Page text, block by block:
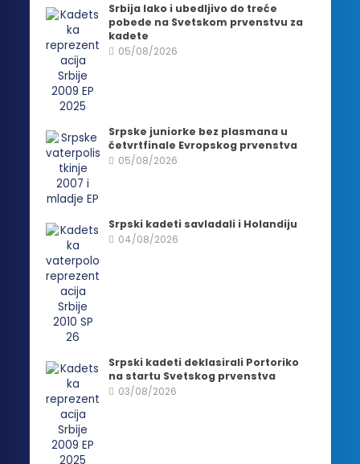
Srbija lako i ubedljivo do treće
pobede na Svetskom prvenstvu za
kadete
05/08/2026
Srpske juniorke bez plasmana u
četvrtfinale Evropskog prvenstva
05/08/2026
Srpski kadeti savladali i Holandiju
04/08/2026
Srpski kadeti deklasirali Portoriko
na startu Svetskog prvenstva
03/08/2026